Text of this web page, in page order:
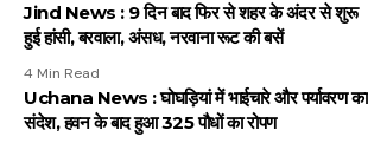
Jind News : 9 दिन बाद फिर से शहर के अंदर से शुरू
हुई हांसी, बरवाला, अंसध, नरवाना रूट की बसें
4 Min Read
Uchana News : घोघड़ियां में भाईचारे और पर्यावरण का
संदेश, हवन के बाद हुआ 325 पौधों का रोपण